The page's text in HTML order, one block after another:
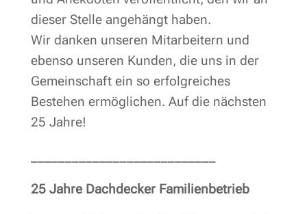
dieser Stelle angehängt haben.
Wir danken unseren Mitarbeitern und
ebenso unseren Kunden, die uns in der
Gemeinschaft ein so erfolgreiches
Bestehen ermöglichen. Auf die nächsten
25 Jahre!
25 Jahre Dachdecker Familienbetrieb